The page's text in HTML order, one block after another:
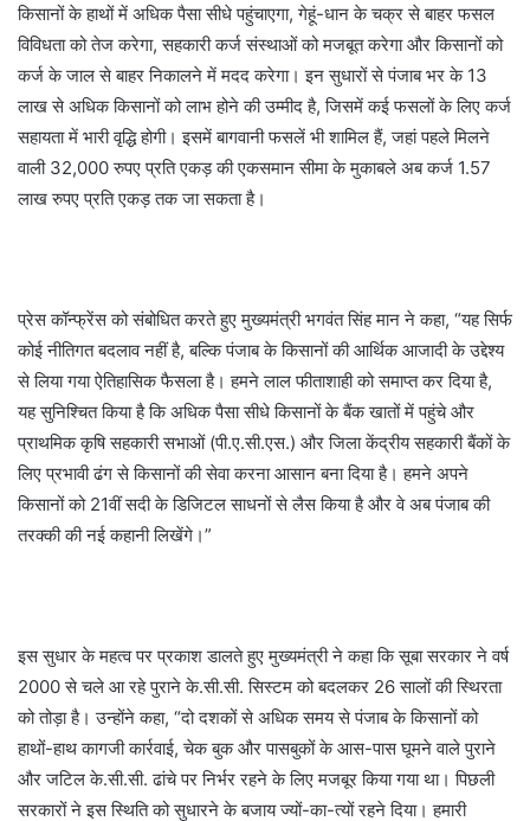
किसानों के हाथों में अधिक पैसा सीधे पहुंचाएगा, गेहूं-धान के चक्र से बाहर फसल
विविधता को तेज करेगा, सहकारी कर्ज संस्थाओं को मजबूत करेगा और किसानों को
कर्ज के जाल से बाहर निकालने में मदद करेगा। इन सुधारों से पंजाब भर के 13
लाख से अधिक किसानों को लाभ होने की उम्मीद है, जिसमें कई फसलों के लिए कर्ज
सहायता में भारी वृद्धि होगी। इसमें बागवानी फसलें भी शामिल हैं, जहां पहले मिलने
वाली 32,000 रुपए प्रति एकड़ की एकसमान सीमा के मुकाबले अब कर्ज 1.57
लाख रुपए प्रति एकड़ तक जा सकता है।
प्रेस कॉन्फ्रेंस को संबोधित करते हुए मुख्यमंत्री भगवंत सिंह मान ने कहा, “यह सिर्फ
कोई नीतिगत बदलाव नहीं है, बल्कि पंजाब के किसानों की आर्थिक आजादी के उद्देश्य
से लिया गया ऐतिहासिक फैसला है। हमने लाल फीताशाही को समाप्त कर दिया है,
यह सुनिश्चित किया है कि अधिक पैसा सीधे किसानों के बैंक खातों में पहुंचे और
प्राथमिक कृषि सहकारी सभाओं (पी.ए.सी.एस.) और जिला केंद्रीय सहकारी बैंकों के
लिए प्रभावी ढंग से किसानों की सेवा करना आसान बना दिया है। हमने अपने
किसानों को 21वीं सदी के डिजिटल साधनों से लैस किया है और वे अब पंजाब की
तरक्की की नई कहानी लिखेंगे।”
इस सुधार के महत्व पर प्रकाश डालते हुए मुख्यमंत्री ने कहा कि सूबा सरकार ने वर्ष
2000 से चले आ रहे पुराने के.सी.सी. सिस्टम को बदलकर 26 सालों की स्थिरता
को तोड़ा है। उन्होंने कहा, “दो दशकों से अधिक समय से पंजाब के किसानों को
हाथों-हाथ कागजी कार्रवाई, चेक बुक और पासबुकों के आस-पास घूमने वाले पुराने
और जटिल के.सी.सी. ढांचे पर निर्भर रहने के लिए मजबूर किया गया था। पिछली
सरकारों ने इस स्थिति को सुधारने के बजाय ज्यों-का-त्यों रहने दिया। हमारी